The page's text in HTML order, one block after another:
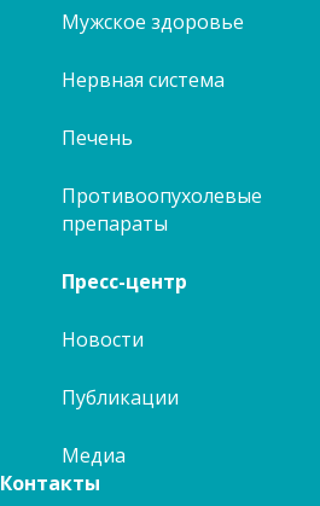
Мужское здоровье
Нервная система
Печень
Противоопухолевые
препараты
Пресс-центр
Новости
Публикации
Медиа
Контакты